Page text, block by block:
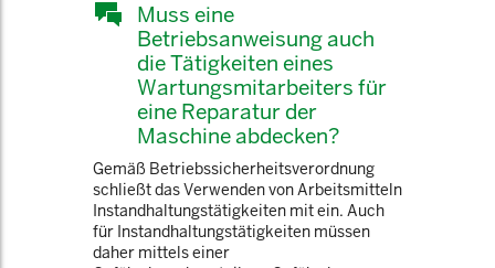
Muss eine
Betriebsanweisung auch
die Tätigkeiten eines
Wartungsmitarbeiters für
eine Reparatur der
Maschine abdecken?
Gemäß Betriebssicherheitsverordnung
schließt das Verwenden von Arbeitsmitteln
Instandhaltungstätigkeiten mit ein. Auch
für Instandhaltungstätigkeiten müssen
daher mittels einer